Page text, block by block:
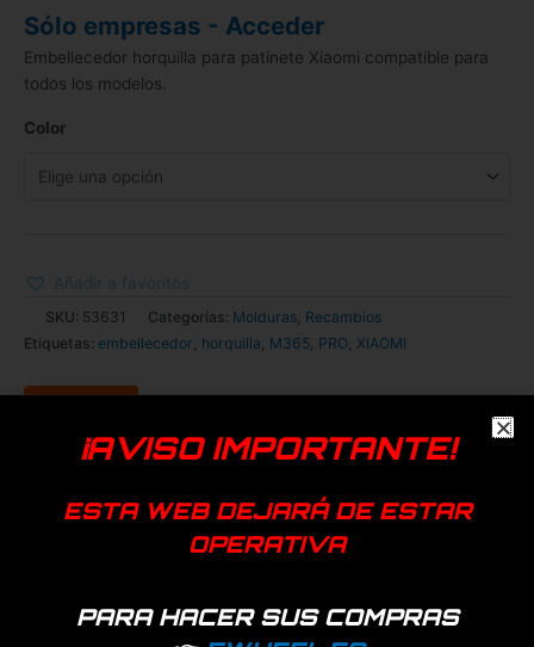
Sólo empresas - Acceder
Embellecedor horquilla para patinete Xiaomi compatible para
todos los modelos.
Color
Añadir a favoritos
SKU: 53631 Categorías: Molduras, Recambios
Etiquetas: embellecedor, horquilla, M365, PRO, XIAOMI
Información adicional
¡AVISO IMPORTANTE!
ESTA WEB DEJARÁ DE ESTAR
OPERATIVA
PARA HACER SUS COMPRAS